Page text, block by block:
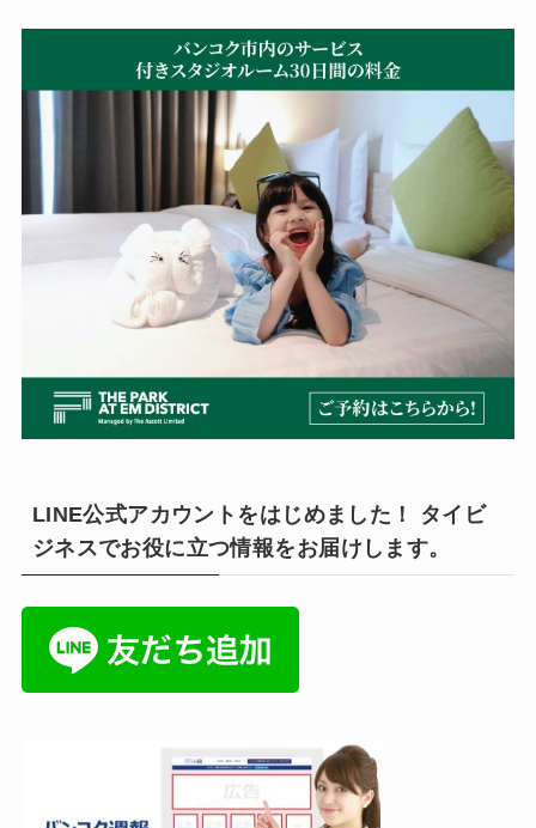
LINE公式アカウントをはじめました！ タイビ
ジネスでお役に立つ情報をお届けします。